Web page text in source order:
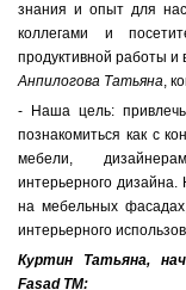
знания и опыт для
коллегами и
продуктивной работы и
Анпилогова Татьяна,
- Наша цель:
познакомиться как с
мебели,
интерьерного
на мебельных
интерьерного
Куртин Татьяна,
Fasad ТМ: